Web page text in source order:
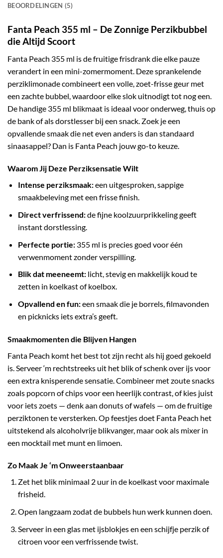
BEOORDELINGEN (5)
Fanta Peach 355 ml – De Zonnige Perzikbubbel
die Altijd Scoort
Fanta Peach 355 ml is de fruitige frisdrank die elke pauze
verandert in een mini-zomermoment. Deze sprankelende
perziklimonade combineert een volle, zoet-frisse geur met
een zachte bubbel, waardoor elke slok uitnodigt tot nog een.
De handige 355 ml blikmaat is ideaal voor onderweg, thuis op
de bank of als dorstlesser bij een snack. Zoek je een
opvallende smaak die net even anders is dan standaard
sinaasappel? Dan is Fanta Peach jouw go-to keuze.
Waarom Jij Deze Perziksensatie Wilt
Intense perziksmaak:een uitgesproken, sappige
smaakbeleving met een frisse finish.
Direct verfrissend:de fijne koolzuurprikkeling geeft
instant dorstlessing.
Perfecte portie:355 ml is precies goed voor één
verwenmoment zonder verspilling.
Blik dat meeneemt:licht, stevig en makkelijk koud te
zetten in koelkast of koelbox.
Opvallend en fun:een smaak die je borrels, filmavonden
en picknicks iets extra’s geeft.
Smaakmomenten die Blijven Hangen
Fanta Peach komt het best tot zijn recht als hij goed gekoeld
is. Serveer ‘m rechtstreeks uit het blik of schenk over ijs voor
een extra knisperende sensatie. Combineer met zoute snacks
zoals popcorn of chips voor een heerlijk contrast, of kies juist
voor iets zoets — denk aan donuts of wafels — om de fruitige
perziktonen te versterken. Op feestjes doet Fanta Peach het
uitstekend als alcoholvrije blikvanger, maar ook als mixer in
een mocktail met munt en limoen.
Zo Maak Je ‘m Onweerstaanbaar
Zet het blik minimaal 2 uur in de koelkast voor maximale
frisheid.
Open langzaam zodat de bubbels hun werk kunnen doen.
Serveer in een glas met ijsblokjes en een schijfje perzik of
citroen voor een verfrissende twist.